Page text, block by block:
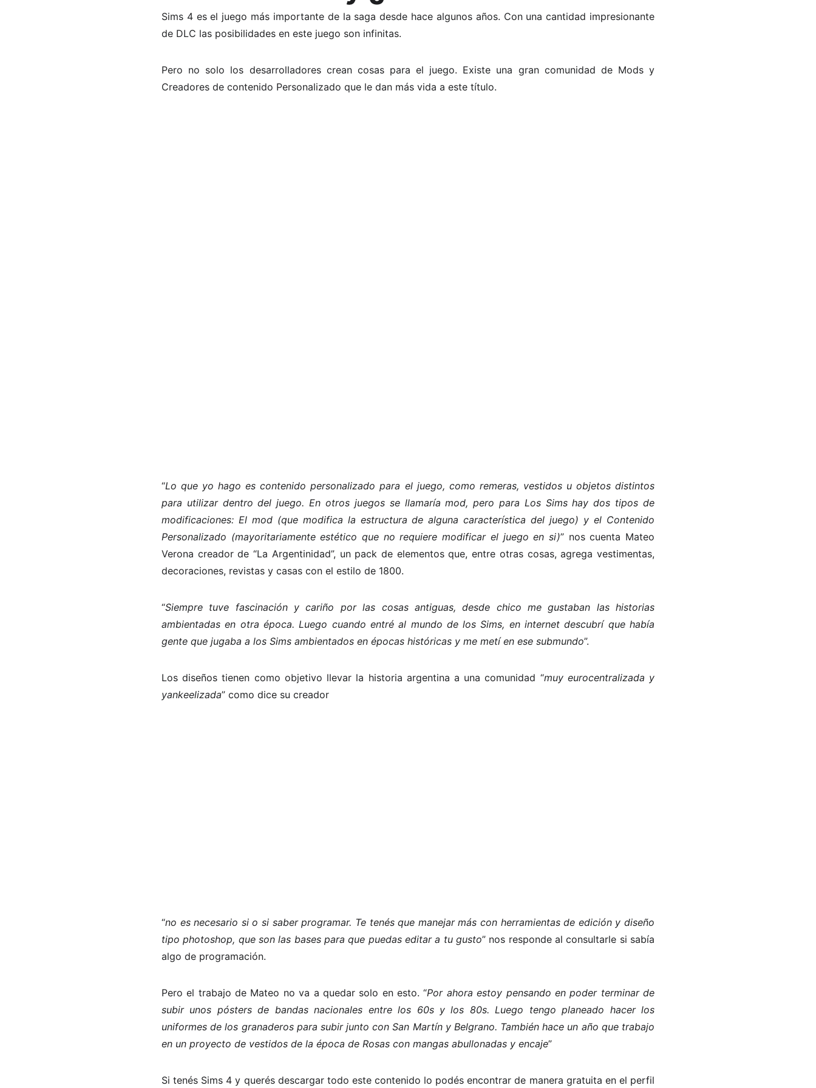
Sims 4 es el juego más importante de la saga desde hace algunos años. Con una cantidad impresionante
de DLC las posibilidades en este juego son infinitas.
Pero no solo los desarrolladores crean cosas para el juego. Existe una gran comunidad de Mods y
Creadores de contenido Personalizado que le dan más vida a este título.
“Lo que yo hago es contenido personalizado para el juego, como remeras, vestidos u objetos distintos
para utilizar dentro del juego. En otros juegos se llamaría mod, pero para Los Sims hay dos tipos de
modificaciones: El mod (que modifica la estructura de alguna característica del juego) y el Contenido
Personalizado (mayoritariamente estético que no requiere modificar el juego en si)” nos cuenta Mateo
Verona creador de “La Argentinidad”, un pack de elementos que, entre otras cosas, agrega vestimentas,
decoraciones, revistas y casas con el estilo de 1800.
“Siempre tuve fascinación y cariño por las cosas antiguas, desde chico me gustaban las historias
ambientadas en otra época. Luego cuando entré al mundo de los Sims, en internet descubrí que había
gente que jugaba a los Sims ambientados en épocas históricas y me metí en ese submundo”.
Los diseños tienen como objetivo llevar la historia argentina a una comunidad “muy eurocentralizada y
yankeelizada” como dice su creador
“no es necesario si o si saber programar. Te tenés que manejar más con herramientas de edición y diseño
tipo photoshop, que son las bases para que puedas editar a tu gusto” nos responde al consultarle si sabía
algo de programación.
Pero el trabajo de Mateo no va a quedar solo en esto. “Por ahora estoy pensando en poder terminar de
subir unos pósters de bandas nacionales entre los 60s y los 80s. Luego tengo planeado hacer los
uniformes de los granaderos para subir junto con San Martín y Belgrano. También hace un año que trabajo
en un proyecto de vestidos de la época de Rosas con mangas abullonadas y encaje”
Si tenés Sims 4 y querés descargar todo este contenido lo podés encontrar de manera gratuita en el perfil